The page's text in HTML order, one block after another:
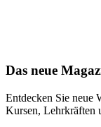
Das neue
Entdecken Sie neue
Kursen, Lehrkräften